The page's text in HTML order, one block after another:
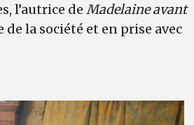
l’autrice de Madelaine avant
la société et en prise avec